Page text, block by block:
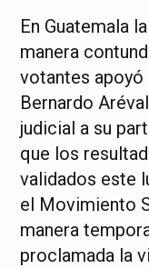
En Guatemala
manera
votantes apoyó
Bernardo
judicial a su
que los
validados este
el Movimiento
manera
proclamada la